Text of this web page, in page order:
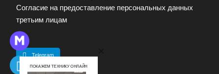
Согласие на предоставление персональных данных
третьим лицам
Telegram
ПОКАЖЕМ ТЕХНИКУ ОНЛАЙН